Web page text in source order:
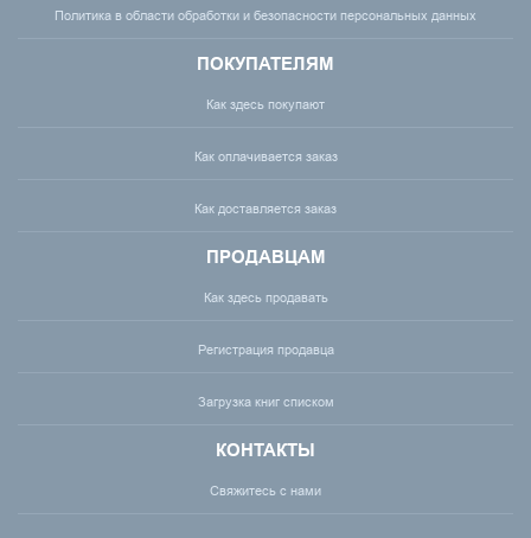
Политика в области обработки и безопасности персональных данных
ПОКУПАТЕЛЯМ
Как здесь покупают
Как оплачивается заказ
Как доставляется заказ
ПРОДАВЦАМ
Как здесь продавать
Регистрация продавца
Загрузка книг списком
КОНТАКТЫ
Свяжитесь с нами